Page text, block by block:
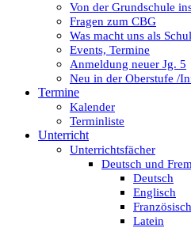
Von der Grundschule
Fragen zum CBG
Was macht uns als
Events, Termine
Anmeldung neuer Jg. 5
Neu in der Oberstufe /
Termine
Kalender
Terminliste
Unterricht
Unterrichtsfächer
Deutsch und
Deutsch
Englisch
Französisch
Latein